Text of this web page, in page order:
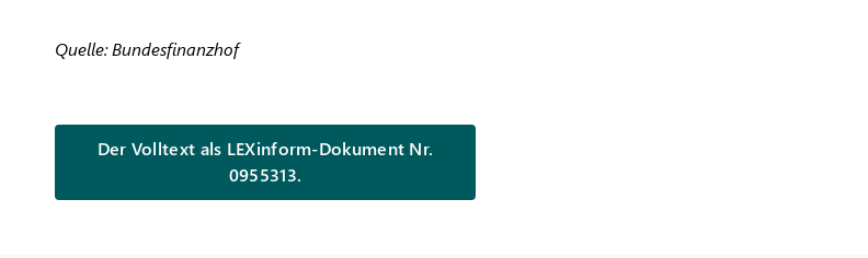
Quelle: Bundesfinanzhof
Der Volltext als LEXinform-Dokument Nr.
0955313.